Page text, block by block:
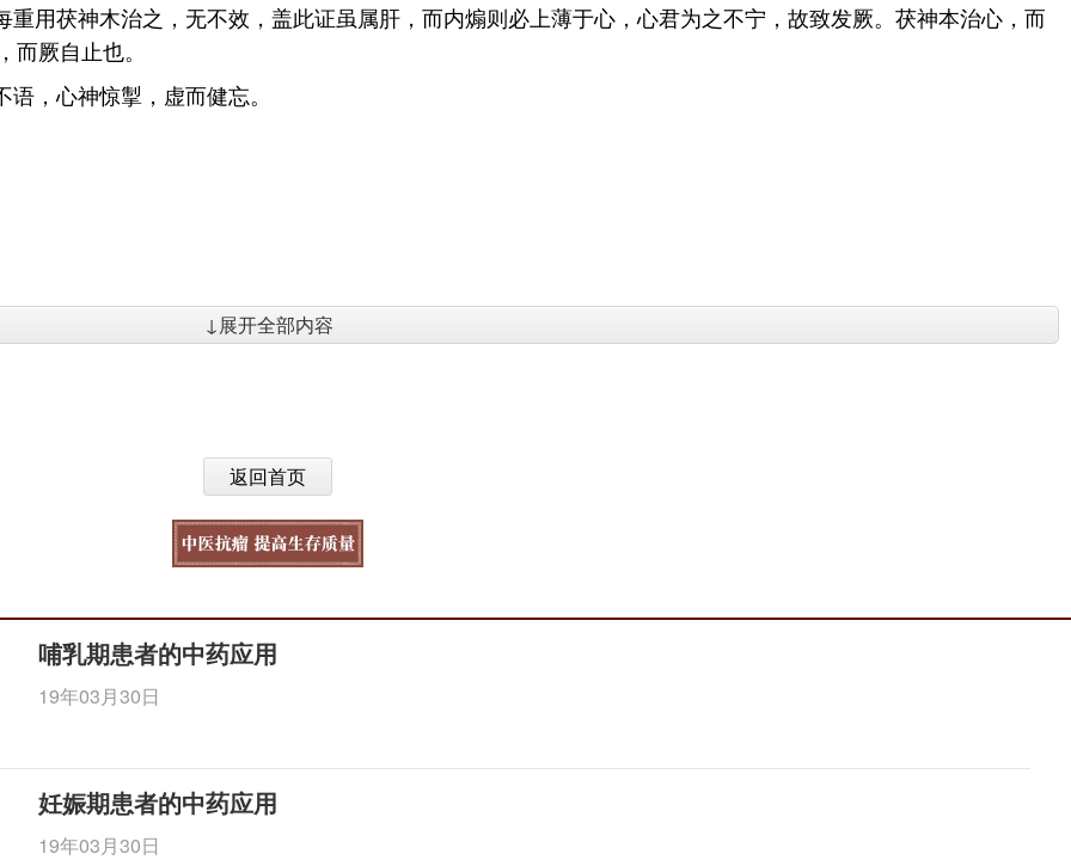
用茯神木治之，无不效，盖此证虽属肝，而内煽则必上薄于心，心君为之不宁，故致发厥。茯神本治心，而
厥自止也。
，心神惊掣，虚而健忘。
↓展开全部内容
返回首页
哺乳期患者的中药应用
19年03月30日
妊娠期患者的中药应用
19年03月30日